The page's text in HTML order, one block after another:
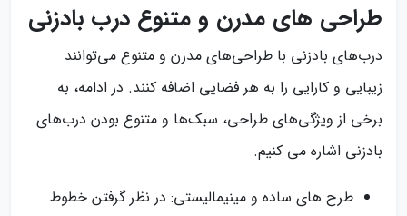
طراحی‌ های مدرن و متنوع درب بادزنی
درب‌های بادزنی با طراحی‌های مدرن و متنوع می‌توانند
زیبایی و کارایی را به هر فضایی اضافه کنند. در ادامه، به
برخی از ویژگی‌های طراحی، سبک‌ها و متنوع بودن درب‌های
بادزنی اشاره می‌ کنیم.
طرح‌ های ساده و مینیمالیستی: در نظر گرفتن خطوط